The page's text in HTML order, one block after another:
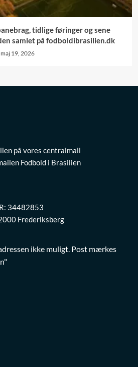
tidlige føringer og sene
samlet på fodboldibrasilien.dk
maj 19, 2026
på vores centralmail
Fodbold i Brasilien
34482853
Frederiksberg
ikke muligt. Post mærkes